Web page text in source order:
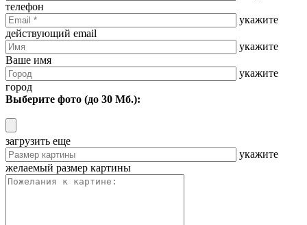
телефон
укажите
действующий email
укажите
Ваше имя
укажите
город
Выберите фото (до 30 Мб.):
загрузить еще
укажите
желаемый размер картины